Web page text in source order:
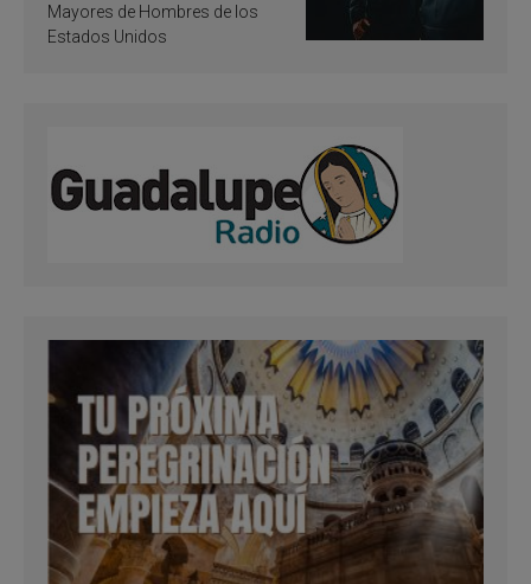
Mayores de Hombres de los
Estados Unidos